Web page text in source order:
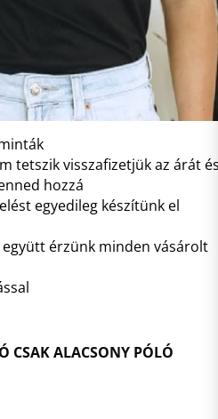
tetszik visszafizetjük az árát
hozzá
egyedileg készítünk el
érzünk minden vásárolt
CSAK ALACSONY PÓLÓ